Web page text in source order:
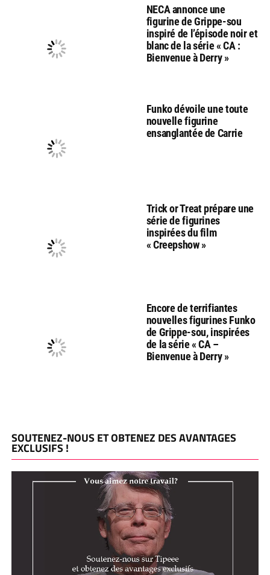
NECA annonce une
figurine de Grippe-sou
inspiré de l’épisode noir et
blanc de la série « CA :
Bienvenue à Derry »
Funko dévoile une toute
nouvelle figurine
ensanglantée de Carrie
Trick or Treat prépare une
série de figurines
inspirées du film
« Creepshow »
Encore de terrifiantes
nouvelles figurines Funko
de Grippe-sou, inspirées
de la série « CA –
Bienvenue à Derry »
SOUTENEZ-NOUS ET OBTENEZ DES AVANTAGES
EXCLUSIFS !